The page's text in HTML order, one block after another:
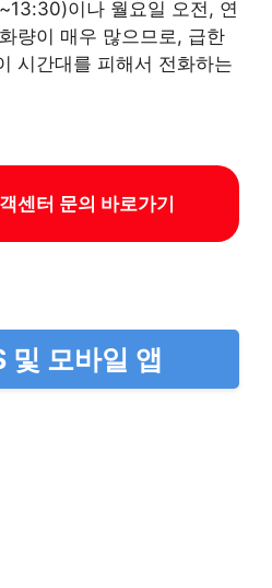
이나 월요일 오전, 연
량이 매우 많으므로, 급한
시간대를 피해서 전화하는
센터 문의 바로가기
및 모바일 앱